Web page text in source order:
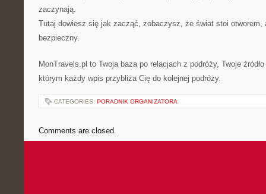
zaczynają.
Tutaj dowiesz się jak zacząć, zobaczysz, że świat stoi otworem,
bezpieczny.
MonTravels.pl to Twoja baza po relacjach z podróży, Twoje
którym każdy wpis przybliża Cię do kolejnej podróży.
CATEGORIES: PORADNIK ORGANIZATORA
Comments are closed.